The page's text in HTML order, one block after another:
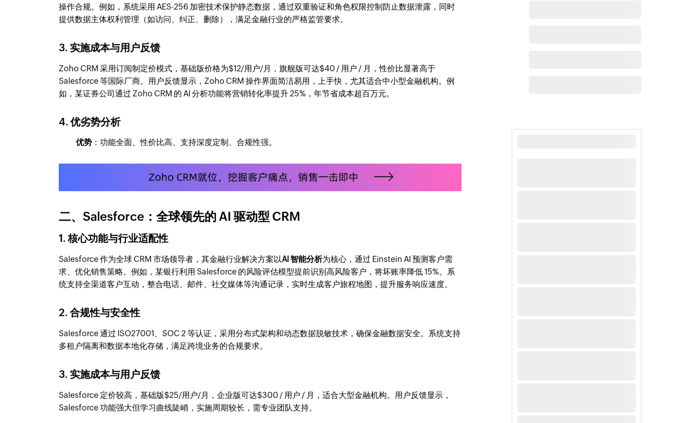
操作合规。例如，系统采用 AES-256 加密技术保护静态数据，通过双重验证和角色权限控制防止数据泄露，同时
提供数据主体权利管理（如访问、纠正、删除），满足金融行业的严格监管要求。
3. 实施成本与用户反馈
Zoho CRM 采用订阅制定价模式，基础版价格为$12/用户/月，旗舰版可达$40 / 用户 / 月，性价比显著高于
Salesforce 等国际厂商。用户反馈显示，Zoho CRM 操作界面简洁易用，上手快，尤其适合中小型金融机构。例
如，某证券公司通过 Zoho CRM 的 AI 分析功能将营销转化率提升 25%，年节省成本超百万元。
4. 优劣势分析
优势 ：功能全面、性价比高、支持深度定制、合规性强。
二、Salesforce：全球领先的 AI 驱动型 CRM
1. 核心功能与行业适配性
Salesforce 作为全球 CRM 市场领导者，其金融行业解决方案以AI 智能分析为核心，通过 Einstein AI 预测客户需
求、优化销售策略。例如，某银行利用 Salesforce 的风险评估模型提前识别高风险客户，将坏账率降低 15%。系
统支持全渠道客户互动，整合电话、邮件、社交媒体等沟通记录，实时生成客户旅程地图，提升服务响应速度。
2. 合规性与安全性
Salesforce 通过 ISO27001、SOC 2 等认证，采用分布式架构和动态数据脱敏技术，确保金融数据安全。系统支持
多租户隔离和数据本地化存储，满足跨境业务的合规要求。
3. 实施成本与用户反馈
Salesforce 定价较高，基础版$25/用户/月，企业版可达$300 / 用户 / 月，适合大型金融机构。用户反馈显示，
Salesforce 功能强大但学习曲线陡峭，实施周期较长，需专业团队支持。